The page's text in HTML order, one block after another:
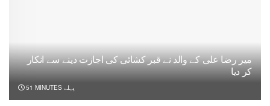
میر رضا علی کے والد نے قبر کشائی کی اجازت دینے سے انکار
کر دیا
51 MINUTES پہلے